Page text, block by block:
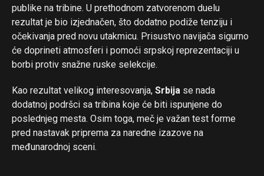
publike na tribine. U prethodnom zatvorenom duelu
rezultat je bio izjednačen, što dodatno podiže tenziju i
očekivanja pred novu utakmicu. Prisustvo navijača sigurno
će doprineti atmosferi i pomoći srpskoj reprezentaciji u
borbi protiv snažne ruske selekcije.
Kao rezultat velikog interesovanja, Srbija se nada
dodatnoj podršci sa tribina koje će biti ispunjene do
poslednjeg mesta. Osim toga, meč je važan test forme
pred nastavak priprema za naredne izazove na
međunarodnoj sceni.